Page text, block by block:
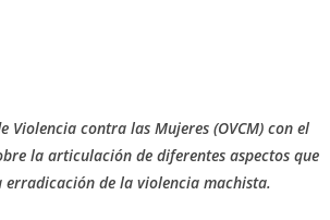
contra las Mujeres (OVCM) con el
la articulación de diferentes aspectos que
de la violencia machista.